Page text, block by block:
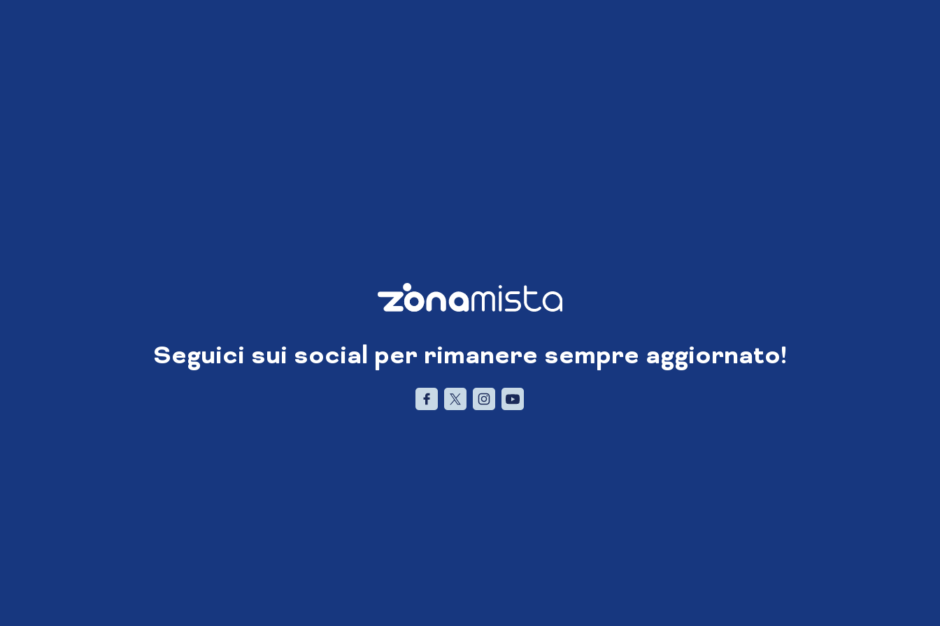
Seguici sui social per rimanere sempre aggiornato!